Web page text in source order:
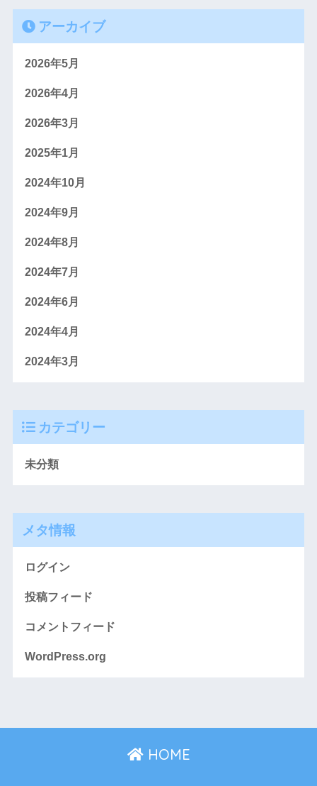
アーカイブ
2026年5月
2026年4月
2026年3月
2025年1月
2024年10月
2024年9月
2024年8月
2024年7月
2024年6月
2024年4月
2024年3月
カテゴリー
未分類
メタ情報
ログイン
投稿フィード
コメントフィード
WordPress.org
HOME